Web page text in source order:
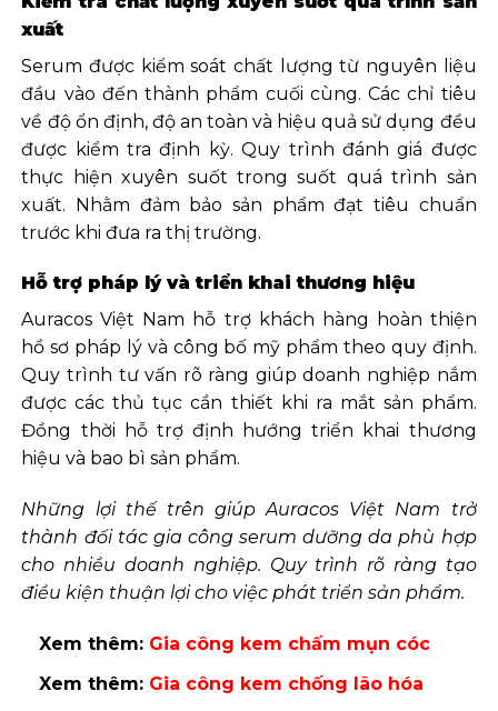
xuất
Serum được kiểm soát chất lượng từ nguyên liệu
đầu vào đến thành phẩm cuối cùng. Các chỉ tiêu
về độ ổn định, độ an toàn và hiệu quả sử dụng đều
được kiểm tra định kỳ. Quy trình đánh giá được
thực hiện xuyên suốt trong suốt quá trình sản
xuất. Nhằm đảm bảo sản phẩm đạt tiêu chuẩn
trước khi đưa ra thị trường.
Hỗ trợ pháp lý và triển khai thương hiệu
Auracos Việt Nam hỗ trợ khách hàng hoàn thiện
hồ sơ pháp lý và công bố mỹ phẩm theo quy định.
Quy trình tư vấn rõ ràng giúp doanh nghiệp nắm
được các thủ tục cần thiết khi ra mắt sản phẩm.
Đồng thời hỗ trợ định hướng triển khai thương
hiệu và bao bì sản phẩm.
Những lợi thế trên giúp Auracos Việt Nam trở
thành đối tác gia công serum dưỡng da phù hợp
cho nhiều doanh nghiệp. Quy trình rõ ràng tạo
điều kiện thuận lợi cho việc phát triển sản phẩm.
Xem thêm: Gia công kem chấm mụn cóc
Xem thêm: Gia công kem chống lão hóa